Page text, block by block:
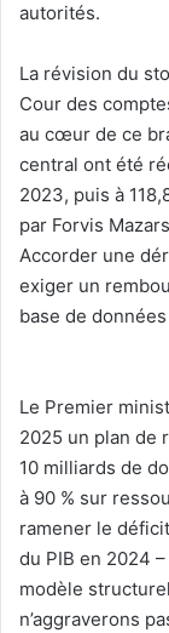
autorités.
‎‎La révision du
Cour des
au cœur de ce
central ont été
2023, puis à
par Forvis
Accorder une
exiger un
base de
‎Le Premier
2025 un plan de
10 milliards de
à 90 % sur
ramener le
du PIB en 2024 –
modèle
n’aggraverons